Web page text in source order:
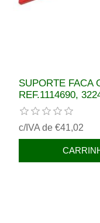
SUPORTE FACA
REF.1114690,
c/IVA de €41,02